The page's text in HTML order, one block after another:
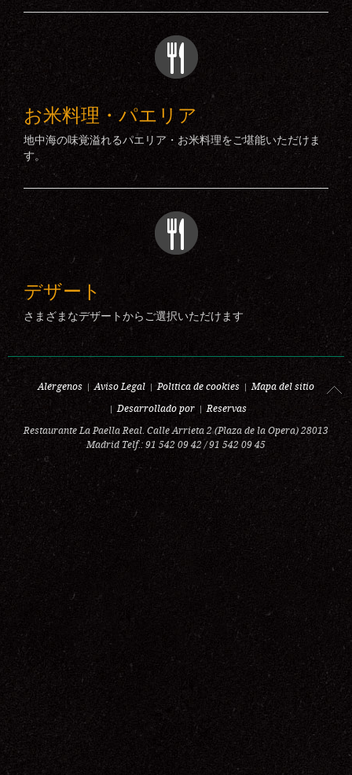
お米料理・パエリア
地中海の味覚溢れるパエリア・お米料理をご堪能いただけま
す。
デザート
さまざまなデザートからご選択いただけます
Alérgenos Aviso Legal Política de cookies Mapa del sitio
Desarrollado por Reservas
Restaurante La Paella Real. Calle Arrieta 2 (Plaza de la Opera) 28013
Madrid Telf.: 91 542 09 42 / 91 542 09 45